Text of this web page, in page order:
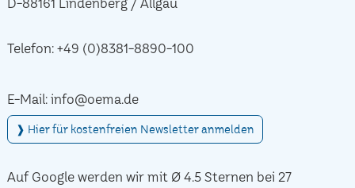
D-88161 Lindenberg / Allgäu
Telefon: +49 (0)8381-8890-100
E-Mail: info@oema.de
❱ Hier für kostenfreien Newsletter anmelden
Auf Google werden wir mit Ø 4.5 Sternen bei 27